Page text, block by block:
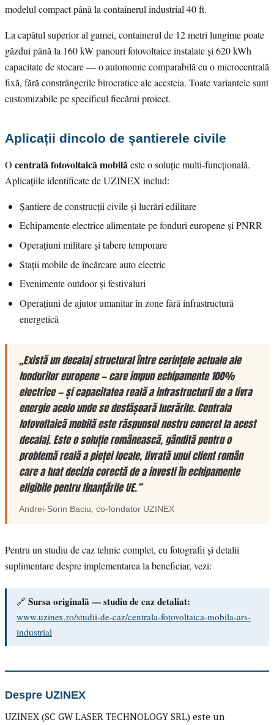
modelul compact până la containerul industrial 40 ft.
La capătul superior al gamei, containerul de 12 metri lungime poate
găzdui până la 160 kW panouri fotovoltaice instalate și 620 kWh
capacitate de stocare — o autonomie comparabilă cu o microcentrală
fixă, fără constrângerile birocratice ale acesteia. Toate variantele sunt
customizabile pe specificul fiecărui proiect.
Aplicații dincolo de șantierele civile
O centrală fotovoltaică mobilăeste o soluție multi-funcțională.
Aplicațiile identificate de UZINEX includ:
Șantiere de construcții civile și lucrări edilitare
Echipamente electrice alimentate pe fonduri europene și PNRR
Operațiuni militare și tabere temporare
Stații mobile de încărcare auto electric
Evenimente outdoor și festivaluri
Operațiuni de ajutor umanitar în zone fără infrastructură
energetică
„Există un decalaj structural între cerințele actuale ale
fondurilor europene — care impun echipamente 100%
electrice — și capacitatea reală a infrastructurii de a livra
energie acolo unde se desfășoară lucrările. Centrala
fotovoltaică mobilă este răspunsul nostru concret la acest
decalaj. Este o soluție românească, gândită pentru o
problemă reală a pieței locale, livrată unui client român
care a luat decizia corectă de a investi în echipamente
eligibile pentru finanțările UE.”
Andrei-Sorin Baciu, co-fondator UZINEX
Pentru un studiu de caz tehnic complet, cu fotografii și detalii
suplimentare despre implementarea la beneficiar, vezi:
🔗 Sursa originală — studiu de caz detaliat:
www.uzinex.ro/studii-de-caz/centrala-fotovoltaica-mobila-ars-
industrial
Despre UZINEX
UZINEX (SC GW LASER TECHNOLOGY SRL) este un